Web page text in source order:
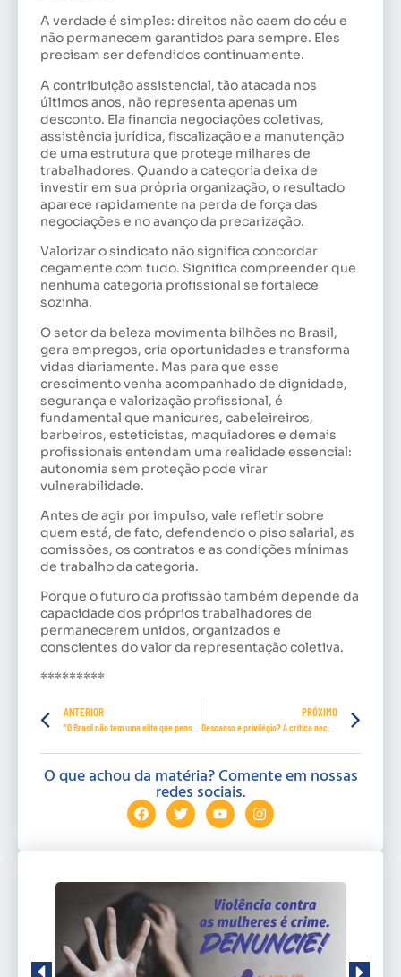
A verdade é simples: direitos não caem do céu e
não permanecem garantidos para sempre. Eles
precisam ser defendidos continuamente.
A contribuição assistencial, tão atacada nos
últimos anos, não representa apenas um
desconto. Ela financia negociações coletivas,
assistência jurídica, fiscalização e a manutenção
de uma estrutura que protege milhares de
trabalhadores. Quando a categoria deixa de
investir em sua própria organização, o resultado
aparece rapidamente na perda de força das
negociações e no avanço da precarização.
Valorizar o sindicato não significa concordar
cegamente com tudo. Significa compreender que
nenhuma categoria profissional se fortalece
sozinha.
O setor da beleza movimenta bilhões no Brasil,
gera empregos, cria oportunidades e transforma
vidas diariamente. Mas para que esse
crescimento venha acompanhado de dignidade,
segurança e valorização profissional, é
fundamental que manicures, cabeleireiros,
barbeiros, esteticistas, maquiadores e demais
profissionais entendam uma realidade essencial:
autonomia sem proteção pode virar
vulnerabilidade.
Antes de agir por impulso, vale refletir sobre
quem está, de fato, defendendo o piso salarial, as
comissões, os contratos e as condições mínimas
de trabalho da categoria.
Porque o futuro da profissão também depende da
capacidade dos próprios trabalhadores de
permanecerem unidos, organizados e
conscientes do valor da representação coletiva.
*********
ANTERIOR
“O Brasil não tem uma elite que pense no país”, José Kobori
PRÓXIMO
Descanso é privilégio? A crítica necessária à elite patronal brasileira
O que achou da matéria? Comente em nossas
redes sociais.